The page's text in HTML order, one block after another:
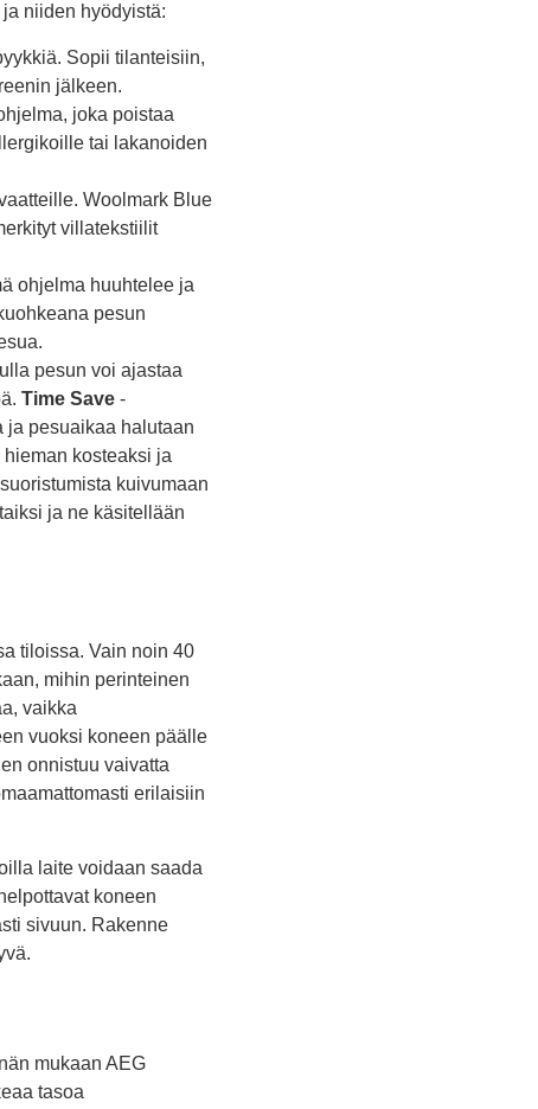
niiden hyödyistä:
Sopii tilanteisiin,
jälkeen.
joka poistaa
tai lakanoiden
Woolmark Blue
villatekstiilit
ohjelma huuhtelee ja
pesun
pesun voi ajastaa
Time Save -
ja pesuaikaa halutaan
kosteaksi ja
kuivumaan
ja ne käsitellään
tiloissa. Vain noin 40
mihin perinteinen
vaikka
vuoksi koneen päälle
onnistuu vaivatta
erilaisiin
laite voidaan saada
helpottavat koneen
sivuun. Rakenne
mukaan AEG
tasoa